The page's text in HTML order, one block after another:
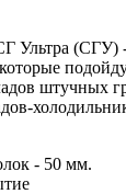
Ультра (СГУ)
штучных
- 50 мм.